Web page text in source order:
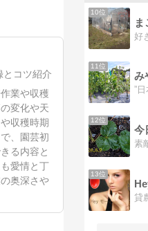
とコツ紹介
業や収穫
変化や天
収穫時期
、園芸初
る内容と
愛情と丁
奥深さや
10位
11位
12位
今
13位